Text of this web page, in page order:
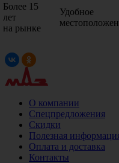
Более 15
лет
на рынке
Удобное
О компании
Спецпредложения
Скидки
Полезная
Оплата и доставка
Контакты